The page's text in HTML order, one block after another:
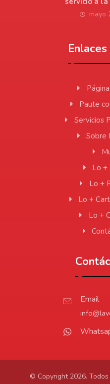
mayo
Paute
Servicios
Sobre
Lo +
Lo +
Lo +
Lo +
Email
© Copyright 2026.